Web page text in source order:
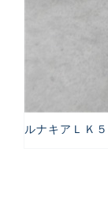
ルナキアＬＫ